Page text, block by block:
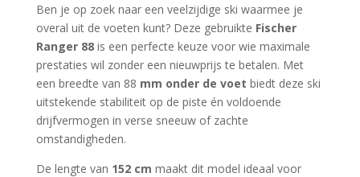
Ben je op zoek naar een veelzijdige ski waarmee je
overal uit de voeten kunt? Deze gebruikte Fischer
Ranger 88is een perfecte keuze voor wie maximale
prestaties wil zonder een nieuwprijs te betalen. Met
een breedte van 88 mm onder de voet biedt deze ski
uitstekende stabiliteit op de piste én voldoende
drijfvermogen in verse sneeuw of zachte
omstandigheden.
De lengte van 152 cm maakt dit model ideaal voor